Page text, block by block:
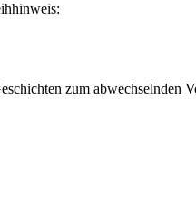
zum abwechselnden